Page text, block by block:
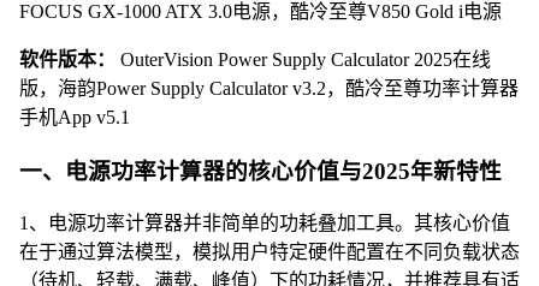
FOCUS GX-1000 ATX 3.0电源，酷冷至尊V850 Gold i电源
软件版本：
OuterVision Power Supply Calculator 2025在线
版，海韵Power Supply Calculator v3.2，酷冷至尊功率计算器
手机App v5.1
一、电源功率计算器的核心价值与2025年新特性
1、电源功率计算器并非简单的功耗叠加工具。其核心价值
在于通过算法模型，模拟用户特定硬件配置在不同负载状态
（待机、轻载、满载、峰值）下的功耗情况，并推荐具有适